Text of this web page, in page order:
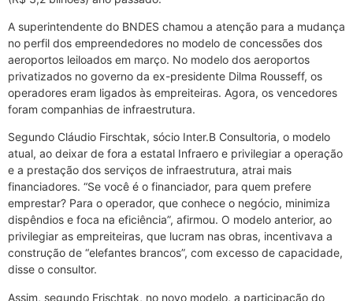
A superintendente do BNDES chamou a atenção para a mudança
no perfil dos empreendedores no modelo de concessões dos
aeroportos leiloados em março. No modelo dos aeroportos
privatizados no governo da ex-presidente Dilma Rousseff, os
operadores eram ligados às empreiteiras. Agora, os vencedores
foram companhias de infraestrutura.
Segundo Cláudio Firschtak, sócio Inter.B Consultoria, o modelo
atual, ao deixar de fora a estatal Infraero e privilegiar a operação
e a prestação dos serviços de infraestrutura, atrai mais
financiadores. “Se você é o financiador, para quem prefere
emprestar? Para o operador, que conhece o negócio, minimiza
dispêndios e foca na eficiência”, afirmou. O modelo anterior, ao
privilegiar as empreiteiras, que lucram nas obras, incentivava a
construção de “elefantes brancos”, com excesso de capacidade,
disse o consultor.
Assim, segundo Frischtak, no novo modelo, a participação do